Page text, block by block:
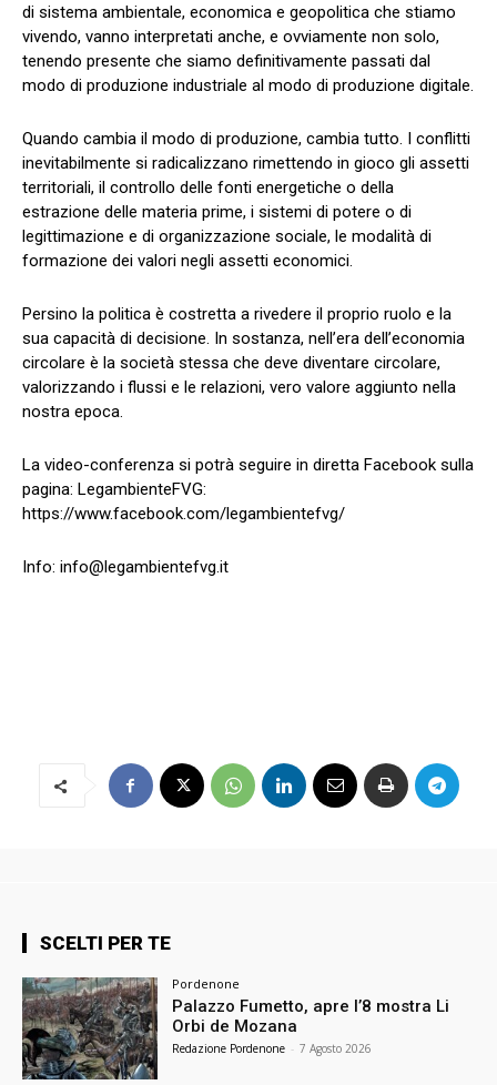
di sistema ambientale, economica e geopolitica che stiamo
vivendo, vanno interpretati anche, e ovviamente non solo,
tenendo presente che siamo definitivamente passati dal
modo di produzione industriale al modo di produzione digitale.
Quando cambia il modo di produzione, cambia tutto. I conflitti
inevitabilmente si radicalizzano rimettendo in gioco gli assetti
territoriali, il controllo delle fonti energetiche o della
estrazione delle materia prime, i sistemi di potere o di
legittimazione e di organizzazione sociale, le modalità di
formazione dei valori negli assetti economici.
Persino la politica è costretta a rivedere il proprio ruolo e la
sua capacità di decisione. In sostanza, nell’era dell’economia
circolare è la società stessa che deve diventare circolare,
valorizzando i flussi e le relazioni, vero valore aggiunto nella
nostra epoca.
La video-conferenza si potrà seguire in diretta Facebook sulla
pagina: LegambienteFVG:
https://www.facebook.com/legambientefvg/
Info: info@legambientefvg.it
SCELTI PER TE
Pordenone
Palazzo Fumetto, apre l’8 mostra Li
Orbi de Mozana
Redazione Pordenone - 7 Agosto 2026